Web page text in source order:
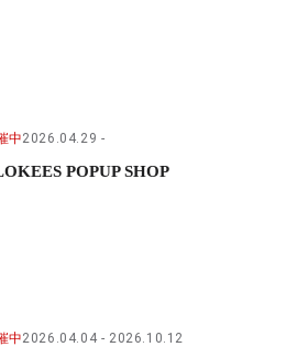
中2026.04.29
POPUP SHOP
中2026.04.04 2026.10.12